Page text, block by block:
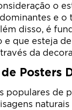
o
e o
disso, é
e que esteja
da
Posters
populares de